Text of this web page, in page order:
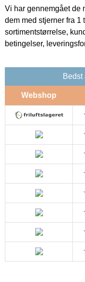
Vi har gennemgået de
dem med stjerner fra 1
sortimentstørrelse,
betingelser,
Bedst
Webshop